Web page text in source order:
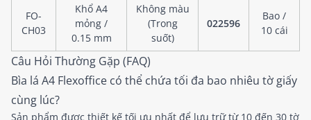
FO-
CH03
Khổ A4
mỏng /
0.15 mm
Không màu
(Trong
suốt)
022596
Bao /
10 cái
Câu Hỏi Thường Gặp (FAQ)
Bìa lá A4 Flexoffice có thể chứa tối đa bao nhiêu tờ giấy
cùng lúc?
Sản phẩm được thiết kế tối ưu nhất để lưu trữ từ 10 đến 30 tờ